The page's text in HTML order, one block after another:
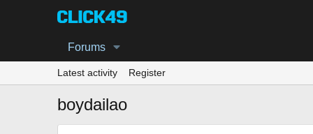
Forums
Latest activity Register
boydailao